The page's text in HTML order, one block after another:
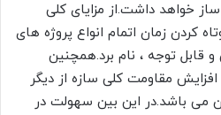
خواهد داشت.از مزایای کلی
کردن زمان اتمام انواع پروژه های
توجه ، نام برد.همچنین
مقاومت کلی سازه از دیگر
می باشد.در این بین سهولت در